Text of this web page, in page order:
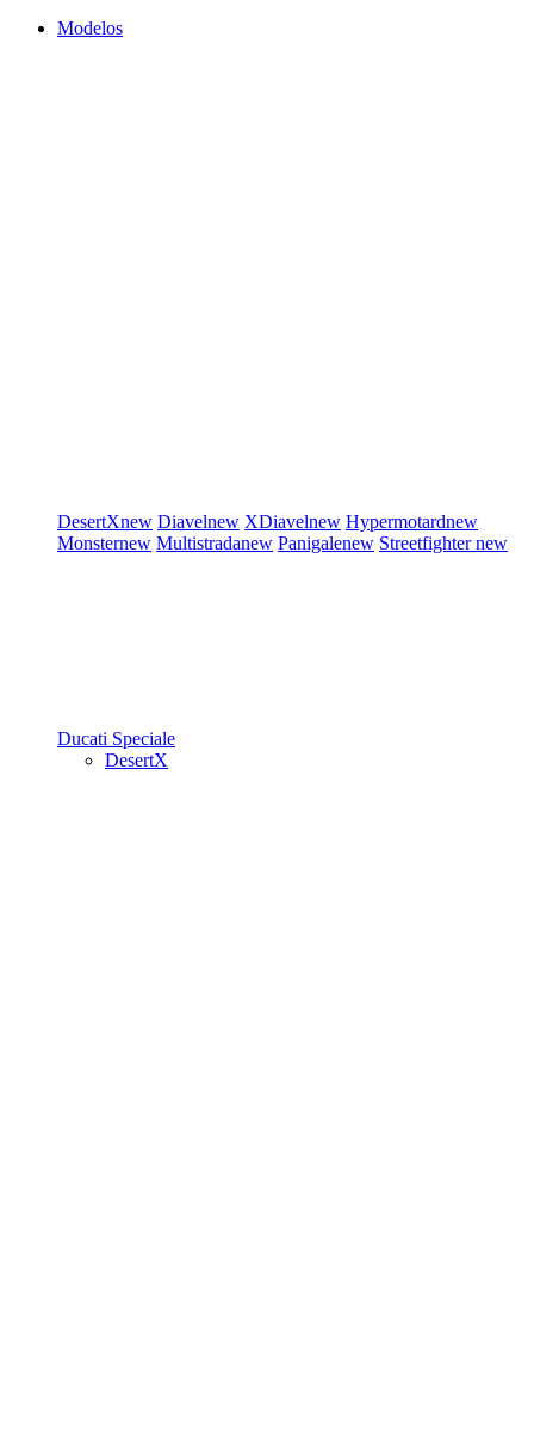
Modelos
DesertXnew Diavelnew XDiavelnew Hypermotardnew
Monsternew Multistradanew Panigalenew Streetfighternew
Ducati Speciale
DesertX